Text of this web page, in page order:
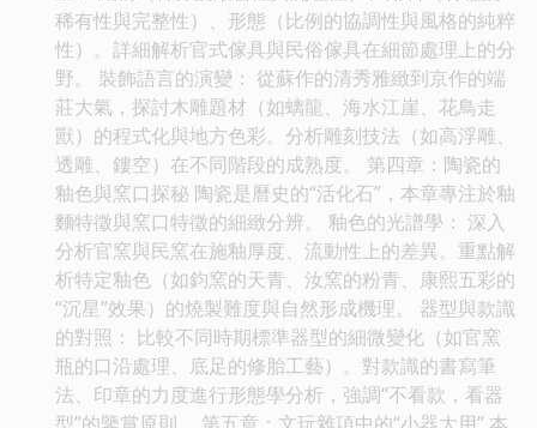
稀有性與完整性）、形態（比例的協調性與風格的純粹
性）。詳細解析官式傢具與民俗傢具在細節處理上的分
野。 裝飾語言的演變： 從蘇作的清秀雅緻到京作的端
莊大氣，探討木雕題材（如螭龍、海水江崖、花鳥走
獸）的程式化與地方色彩。分析雕刻技法（如高浮雕、
透雕、鏤空）在不同階段的成熟度。 第四章：陶瓷的
釉色與窯口探秘 陶瓷是曆史的“活化石”，本章專注於釉
麵特徵與窯口特徵的細緻分辨。 釉色的光譜學： 深入
分析官窯與民窯在施釉厚度、流動性上的差異。重點解
析特定釉色（如鈞窯的天青、汝窯的粉青、康熙五彩的
“沉星”效果）的燒製難度與自然形成機理。 器型與款識
的對照： 比較不同時期標準器型的細微變化（如官窯
瓶的口沿處理、底足的修胎工藝）。對款識的書寫筆
法、印章的力度進行形態學分析，強調“不看款，看器